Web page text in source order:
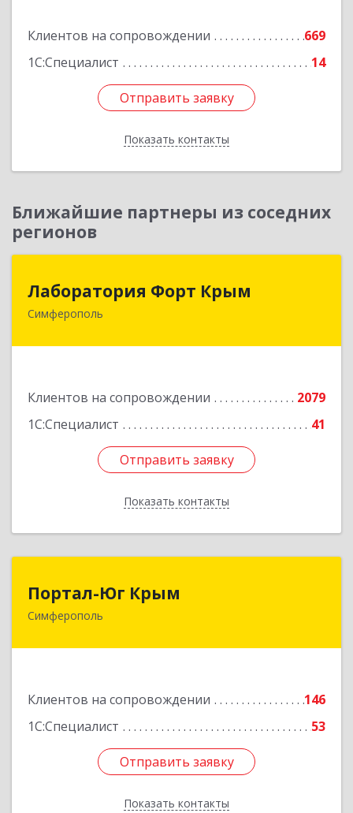
Клиентов на сопровождении
669
1С:Специалист
14
Отправить заявку
Показать контакты
Отправить заявку
Назад
Ближайшие партнеры из соседних
регионов
Лаборатория Форт Крым
Симферополь
Клиентов на сопровождении
2079
1С:Специалист
41
Отправить заявку
Показать контакты
295034, Крым Респ, Симферополь г, Киевская
Отправить заявку
Назад
Портал-Юг Крым
Симферополь
Клиентов на сопровождении
146
1С:Специалист
53
Отправить заявку
Показать контакты
295015, Крым Респ, Симферополь г, Козлова ул,
Отправить заявку
Назад